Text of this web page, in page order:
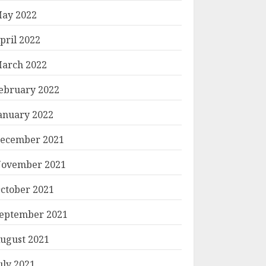
2022
2022
2022
2022
2022
2021
2021
2021
2021
2021